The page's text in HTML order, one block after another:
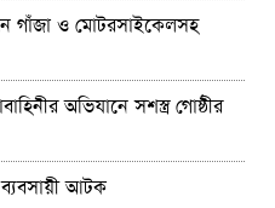
গাঁজা ও মোটরসাইকেলসহ
অভিযানে সশস্ত্র গোষ্ঠীর
আটক